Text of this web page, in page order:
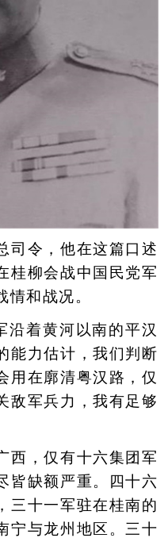
令，他在这篇口述
桂柳会战中国民党军
情和战况。
着黄河以南的平汉
能力估计，我们判断
用在廓清粤汉路，仅
敌军兵力，我有足够
，仅有十六集团军
皆缺额严重。四十六
三十一军驻在桂南的
宁与龙州地区。三十